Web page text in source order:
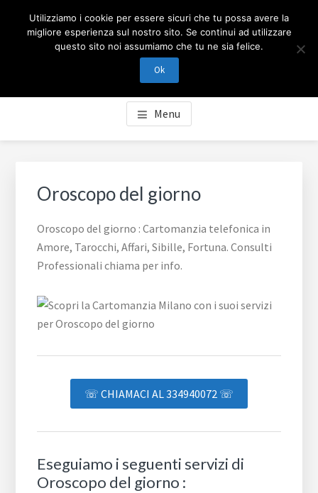
CARTOMANZIA MILANO
Cartomanzia Milano, cartomanzia telefonica in Amore,
Tarocchi, Affari, Sibille, Fortuna. Consulti Professionali
chiama per info.
Menu
Oroscopo del giorno
Oroscopo del giorno : Cartomanzia telefonica in
Amore, Tarocchi, Affari, Sibille, Fortuna. Consulti
Professionali chiama per info.
☏ CHIAMACI AL 334940072 ☏
Eseguiamo i seguenti servizi di
Oroscopo del giorno :
Utilizziamo i cookie per essere sicuri che tu possa avere la
migliore esperienza sul nostro sito. Se continui ad utilizzare
questo sito noi assumiamo che tu ne sia felice.
Ok